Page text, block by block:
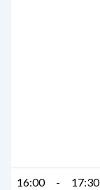
16:00 - 17:30